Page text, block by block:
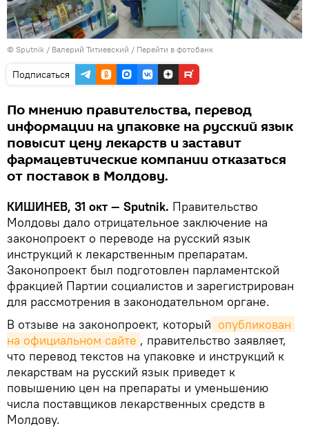
© Sputnik / Валерий Титиевский / Перейти в фотобанк
Подписаться
По мнению правительства, перевод
информации на упаковке на русский язык
повысит цену лекарств и заставит
фармацевтические компании отказаться
от поставок в Молдову.
КИШИНЕВ, 31 окт — Sputnik. Правительство
Молдовы дало отрицательное заключение на
законопроект о переводе на русский язык
инструкций к лекарственным препаратам.
Законопроект был подготовлен парламентской
фракцией Партии социалистов и зарегистрирован
для рассмотрения в законодательном органе.
В отзыве на законопроект, который опубликован
на официальном сайте , правительство заявляет,
что перевод текстов на упаковке и инструкций к
лекарствам на русский язык приведет к
повышению цен на препараты и уменьшению
числа поставщиков лекарственных средств в
Молдову.